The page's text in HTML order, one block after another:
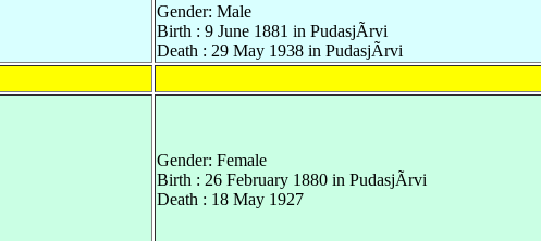
Gender: Male
Birth : 9 June 1881 in PudasjÃrvi
Death : 29 May 1938 in PudasjÃrvi
Gender: Female
Birth : 26 February 1880 in PudasjÃrvi
Death : 18 May 1927